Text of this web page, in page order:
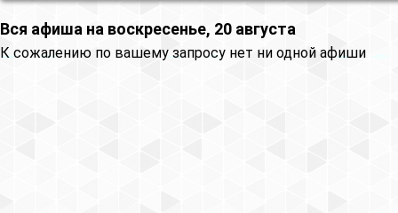
Вся афиша на воскресенье, 20 августа
К сожалению по вашему запросу нет ни одной афиши